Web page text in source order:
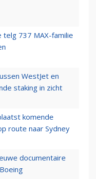
telg 737 MAX-familie
WestJet en
staking in zicht
komende
route naar Sydney
documentaire